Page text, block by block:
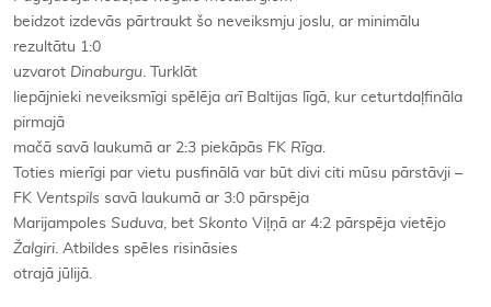
beidzot izdevās pārtraukt šo neveiksmju joslu, ar minimālu
rezultātu 1:0
uzvarot Dinaburgu. Turklāt
liepājnieki neveiksmīgi spēlēja arī Baltijas līgā, kur ceturtdaļfināla
pirmajā
mačā savā laukumā ar 2:3 piekāpās FK Rīga.
Toties mierīgi par vietu pusfinālā var būt divi citi mūsu pārstāvji –
FK Ventspils savā laukumā ar 3:0 pārspēja
Marijampoles Suduva, bet Skonto Viļņā ar 4:2 pārspēja vietējo
Žalgiri. Atbildes spēles risināsies
otrajā jūlijā.